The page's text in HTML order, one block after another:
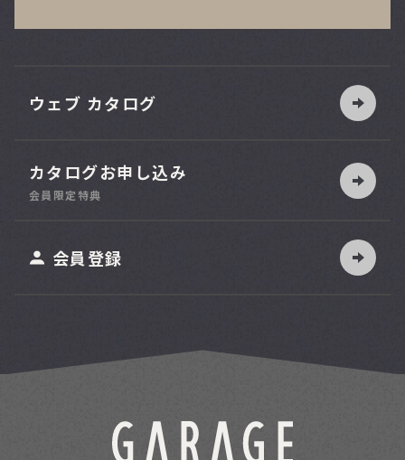
ウェブ カタログ
カタログお申し込み
会員限定特典
会員登録